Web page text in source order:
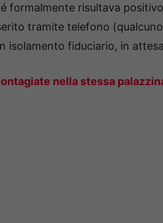
formalmente risultava
tramite telefono
isolamento fiduciario, in
nella stessa